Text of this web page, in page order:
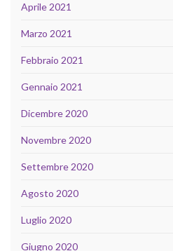
Aprile 2021
Marzo 2021
Febbraio 2021
Gennaio 2021
Dicembre 2020
Novembre 2020
Settembre 2020
Agosto 2020
Luglio 2020
Giugno 2020